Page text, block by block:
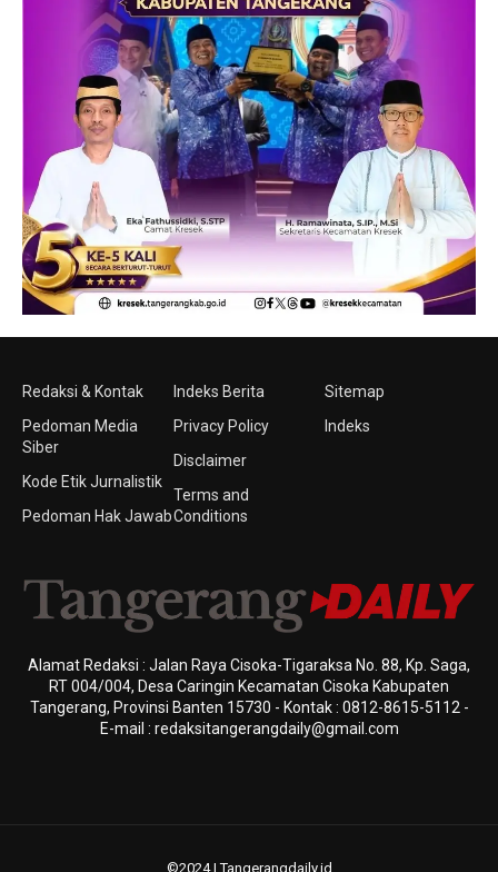
Redaksi & Kontak
Pedoman Media
Siber
Kode Etik Jurnalistik
Pedoman Hak Jawab
Indeks Berita
Privacy Policy
Disclaimer
Terms and
Conditions
Sitemap
Indeks
Alamat Redaksi : Jalan Raya Cisoka-Tigaraksa No. 88, Kp. Saga,
RT 004/004, Desa Caringin Kecamatan Cisoka Kabupaten
Tangerang, Provinsi Banten 15730 - Kontak : 0812-8615-5112 -
E-mail : redaksitangerangdaily@gmail.com
©2024 | Tangerangdaily.id